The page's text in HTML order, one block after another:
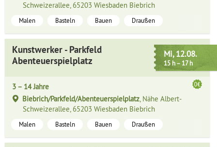
Schweizerallee, 65203 Wiesbaden Biebrich
Malen Basteln Bauen Draußen
Mi, 12.08.
15 h – 17 h
Kunstwerker - Parkfeld
Abenteuerspielplatz
3 – 14 Jahre
Biebrich/Parkfeld/Abenteuerspielplatz, Nähe Albert-
Schweizerallee, 65203 Wiesbaden Biebrich
Malen Basteln Bauen Draußen